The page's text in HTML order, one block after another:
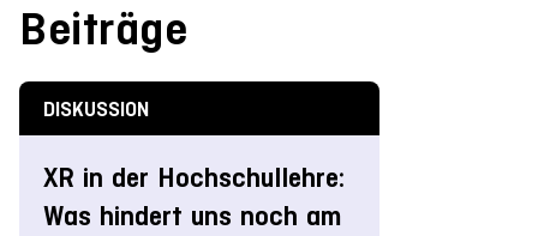
Beiträge
DISKUSSION
XR in der Hochschullehre:
Was hindert uns noch am